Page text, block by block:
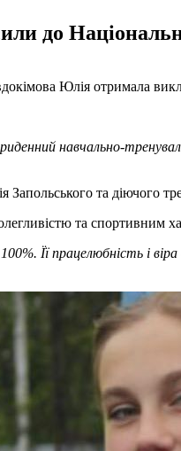
до
Юлія отримала
навчально-
та діючого
та спортивним
Її працелюбність і